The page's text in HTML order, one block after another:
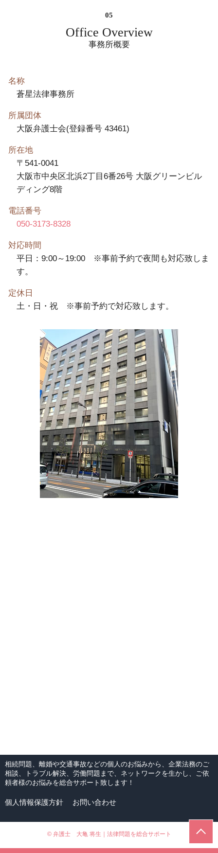
Office Overview
事務所概要
名称
蒼星法律事務所
所属団体
大阪弁護士会(登録番号 43461)
所在地
〒541-0041
大阪市中央区北浜2丁目6番26号 大阪グリーンビル
ディング8階
電話番号
050-3173-8328
対応時間
平日：9:00～19:00 ※事前予約で夜間も対応致しま
す。
定休日
土・日・祝 ※事前予約で対応致します。
相続問題、離婚や交通事故などの個人のお悩みから、企業法務のご
相談、トラブル解決、労働問題まで、ネットワークを生かし、ご依
頼者様のお悩みを総合サポート致します！
個人情報保護方針 お問い合わせ
© 弁護士 大亀 将生｜法律問題を総合サポート